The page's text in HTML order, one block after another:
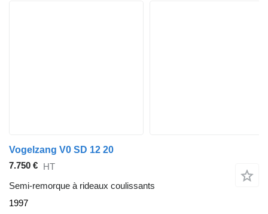
Vogelzang V0 SD 12 20
7.750 € HT
Semi-remorque à rideaux coulissants
1997